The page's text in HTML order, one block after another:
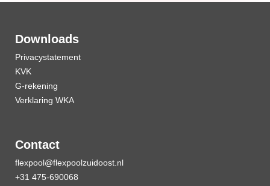
Downloads
Privacystatement
KVK
G-rekening
Verklaring WKA
Contact
flexpool@flexpoolzuidoost.nl
+31 475-690068